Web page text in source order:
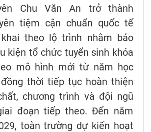
Chu Văn An trở thành
tiệm cận chuẩn quốc tế
theo lộ trình nhằm bảo
kiện tổ chức tuyển sinh khóa
mô hình mới từ năm học
đồng thời tiếp tục hoàn thiện
chương trình và đội ngũ
đoạn tiếp theo. Đến năm
toàn trường dự kiến hoạt